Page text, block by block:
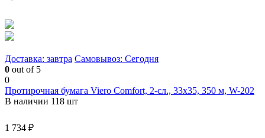
Доставка: завтра Самовывоз: Сегодня
0 out of 5
0
Протирочная бумага Viero Comfort, 2-сл., 33х35, 350 м, W-202
В наличии 118 шт
1 734 ₽